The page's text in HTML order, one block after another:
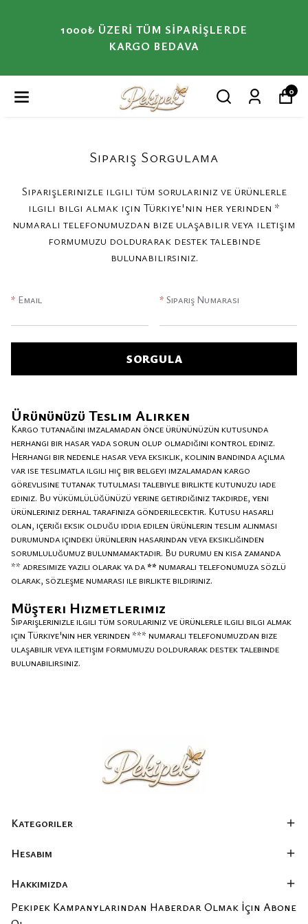
1000₺ ÜZERI TÜM SIPARIŞLERDE
KARGO BEDAVA
0
Sipariş Sorgulama
Siparişlerinizle ilgili tüm sorularınız ve ürünlerle
ilgili bilgi almak için Türkiye'nin her yerinden *
numaralı telefonumuzdan bize ulaşabilir veya iletişim
formumuzu doldurarak destek talebinde
bulunabilirsiniz.
* Email * Sipariş Numarası
SORGULA
Ürününüzü Teslim Alırken
Kargo tutanağını imzalamadan önce ürününüzün kutusunda
herhangi bir hasar yada sorun olup olmadığını kontrol ediniz.
Herhangi bir nedenle hasar veya eksiklik, kolinin bandında açılma
var ise teslimatla ilgili hiç bir belgeyi imzalamadan kargo
görevlisine tutanak tutulması talebiyle birlikte kutunuzu iade
ediniz. Bu yükümlülüğünüzü yerine getirdiğiniz takdirde, yeni
ürünleriniz derhal tarafınıza gönderilecektir. Kutusu hasarlı
olan, içeriği eksik olduğu iddia edilen ürünlerin teslim alınması
durumunda içindeki ürünlerin hasarından veya eksikliğinden
sorumluluğumuz bulunmamaktadır. Bu durumu en kısa zamanda
** adresimize yazılı olarak ya da** numaralı telefonumuza sözlü
olarak, sözleşme numarası ile birlikte bildiriniz.
Müşteri Hizmetlerimiz
Siparişlerinizle ilgili tüm sorularınız ve ürünlerle ilgili bilgi almak
için Türkiye'nin her yerinden *** numaralı telefonumuzdan bize
ulaşabilir veya iletişim formumuzu doldurarak destek talebinde
bulunabilirsiniz.
Kategoriler
Hesabım
Hakkımızda
Pekipek Kampanylarından Haberdar Olmak İçin Abone